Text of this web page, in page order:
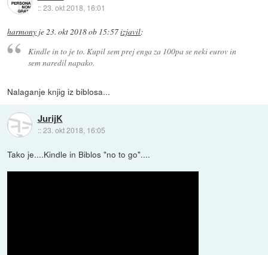
::23. okt 2018, 16:01
harmony je 23. okt 2018 ob 15:57izjavil:
Kindle in to je to. Kupil sem prej enga za 100pa se neki eurov in
sem naredil napako.
Nalaganje knjig iz biblosa...
JurijK
::23. okt 2018, 16:05
Tako je....Kindle in Biblos "no to go"....